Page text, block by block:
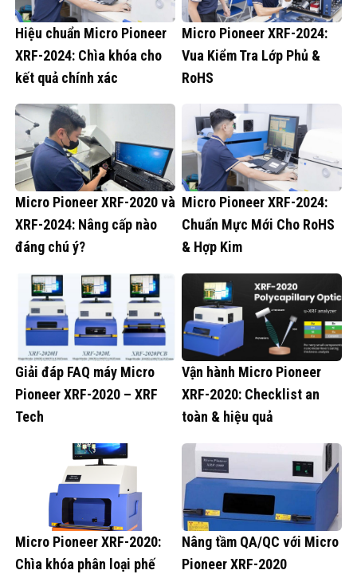
Hiệu chuẩn Micro Pioneer
XRF-2024: Chìa khóa cho
kết quả chính xác
Micro Pioneer XRF-2024:
Vua Kiểm Tra Lớp Phủ &
RoHS
Micro Pioneer XRF-2020 và
XRF-2024: Nâng cấp nào
đáng chú ý?
Micro Pioneer XRF-2024:
Chuẩn Mực Mới Cho RoHS
& Hợp Kim
Giải đáp FAQ máy Micro
Pioneer XRF-2020 – XRF
Tech
Vận hành Micro Pioneer
XRF-2020: Checklist an
toàn & hiệu quả
Micro Pioneer XRF-2020:
Chìa khóa phân loại phế
Nâng tầm QA/QC với Micro
Pioneer XRF-2020